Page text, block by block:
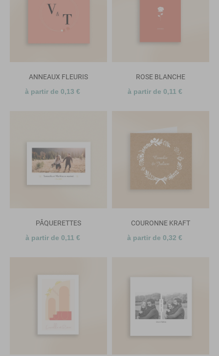
ANNEAUX FLEURIS
à partir de 0,13 €
ROSE BLANCHE
à partir de 0,11 €
PÂQUERETTES
à partir de 0,11 €
COURONNE KRAFT
à partir de 0,32 €